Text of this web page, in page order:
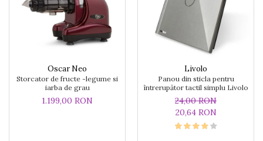
Oscar Neo
Storcator de fructe -legume si
iarba de grau
1.199,00 RON
Livolo
Panou din sticla pentru
întrerupător tactil simplu Livolo
24,00 RON
20,64 RON